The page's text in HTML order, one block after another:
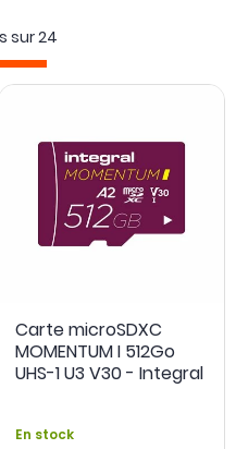
sur24
Carte microSDXC
MOMENTUM I 512Go
UHS-1 U3 V30 - Integral
En stock